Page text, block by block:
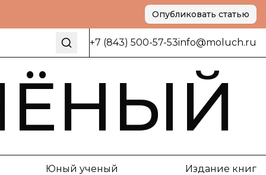
Опубликовать статью
+7 (843) 500-57-53info@moluch.ru
Юный ученый Издание книг